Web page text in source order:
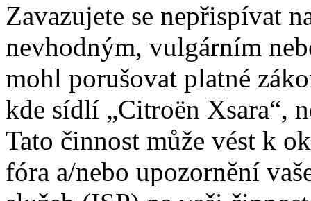
Zavazujete se nepřispívat
nevhodným, vulgárním
mohl porušovat platné
kde sídlí „Citroën Xsara“,
Tato činnost může vést k
fóra a/nebo upozornění